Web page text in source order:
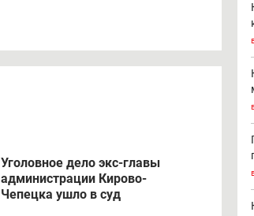
Уголовное дело экс-главы
администрации Кирово-
Чепецка ушло в суд